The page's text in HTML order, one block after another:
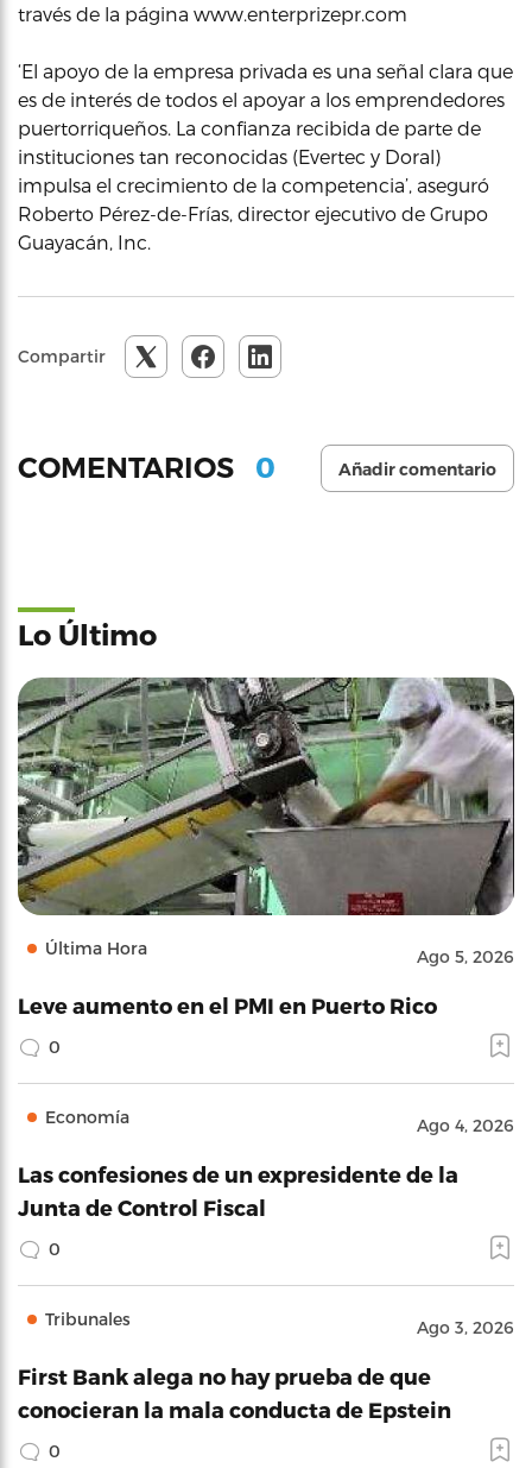
través de la página www.enterprizepr.com
‘El apoyo de la empresa privada es una señal clara que
es de interés de todos el apoyar a los emprendedores
puertorriqueños. La confianza recibida de parte de
instituciones tan reconocidas (Evertec y Doral)
impulsa el crecimiento de la competencia’, aseguró
Roberto Pérez-de-Frías, director ejecutivo de Grupo
Guayacán, Inc.
Compartir
COMENTARIOS 0 Añadir comentario
Lo Último
Última Hora Ago 5, 2026
Leve aumento en el PMI en Puerto Rico
0
Economía Ago 4, 2026
Las confesiones de un expresidente de la
Junta de Control Fiscal
0
Tribunales Ago 3, 2026
First Bank alega no hay prueba de que
conocieran la mala conducta de Epstein
0